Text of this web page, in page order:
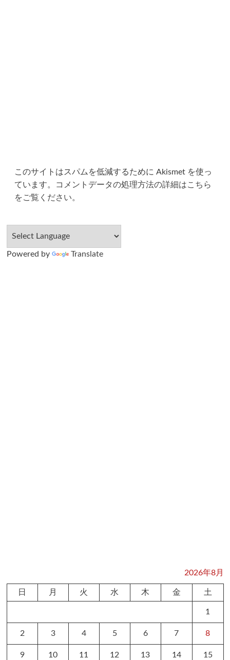
このサイトはスパムを低減するために Akismet を使っ
ています。
コメントデータの処理方法の詳細はこちら
をご覧ください。
Powered by Translate
2026年8月
日 月 火 水 木 金 土
1
2 3 4 5 6 7 8
9 10 11 12 13 14 15